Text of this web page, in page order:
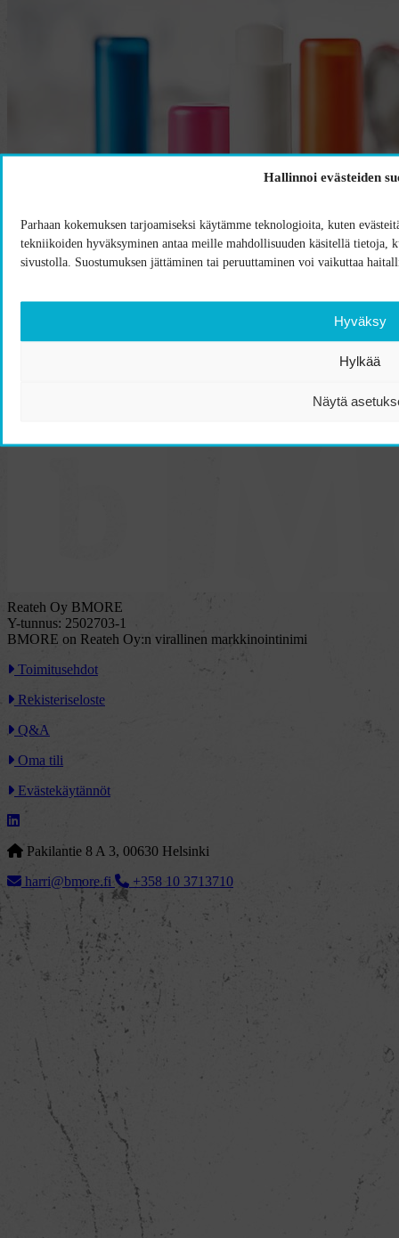
Hallinnoi evästeiden
Parhaan kokemuksen tarjoamiseksi käytämme teknologioita, kuten
tekniikoiden hyväksyminen antaa meille mahdollisuuden käsitellä tietoja,
sivustolla. Suostumuksen jättäminen tai peruuttaminen voi vaikuttaa
Hyväksy
Hylkää
Näytä
Reateh Oy BMORE
Y-tunnus: 2502703-1
BMORE on Reateh Oy:n virallinen markkinointinimi
Toimitusehdot
Rekisteriseloste
Q&A
Oma tili
Evästekäytännöt
Pakilantie 8 A 3, 00630 Helsinki
harri@bmore.fi
+358 10 3713710